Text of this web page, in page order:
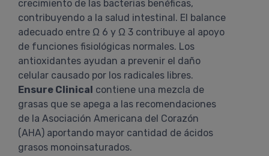
crecimiento de las bacterias benéficas,
contribuyendo a la salud intestinal. El balance
adecuado entre Ω 6 y Ω 3 contribuye al apoyo
de funciones fisiológicas normales. Los
antioxidantes ayudan a prevenir el daño
celular causado por los radicales libres.
Ensure Clinical contiene una mezcla de
grasas que se apega a las recomendaciones
de la Asociación Americana del Corazón
(AHA) aportando mayor cantidad de ácidos
grasos monoinsaturados.